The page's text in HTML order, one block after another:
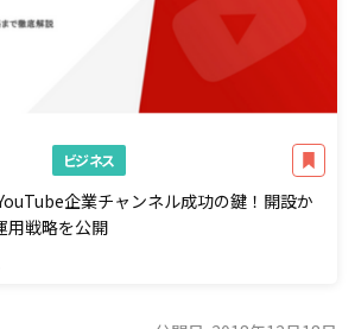
ビジネス
企業チャンネル成功の鍵！開設か
用戦略を公開